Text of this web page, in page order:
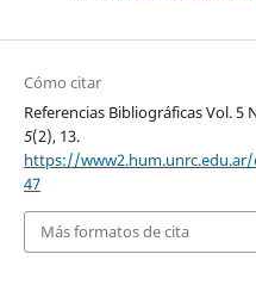
Cómo citar
Referencias Bibliográficas Vol. 5
5(2), 13.
https://
47
Más formatos de cita